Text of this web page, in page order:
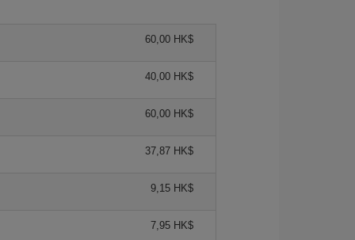
60,00 HK$
40,00 HK$
60,00 HK$
37,87 HK$
9,15 HK$
7,95 HK$